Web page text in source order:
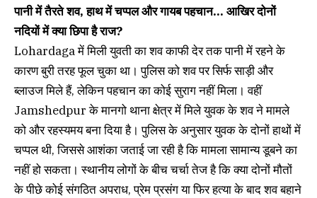
पानी में तैरते शव, हाथ में चप्पल और गायब पहचान… आखिर दोनों
नदियों में क्या छिपा है राज?
Lohardaga में मिली युवती का शव काफी देर तक पानी में रहने के
कारण बुरी तरह फूल चुका था। पुलिस को शव पर सिर्फ साड़ी और
ब्लाउज मिले हैं, लेकिन पहचान का कोई सुराग नहीं मिला। वहीं
Jamshedpur के मानगो थाना क्षेत्र में मिले युवक के शव ने मामले
को और रहस्यमय बना दिया है। पुलिस के अनुसार युवक के दोनों हाथों में
चप्पल थी, जिससे आशंका जताई जा रही है कि मामला सामान्य डूबने का
नहीं हो सकता। स्थानीय लोगों के बीच चर्चा तेज है कि क्या दोनों मौतों
के पीछे कोई संगठित अपराध, प्रेम प्रसंग या फिर हत्या के बाद शव बहाने